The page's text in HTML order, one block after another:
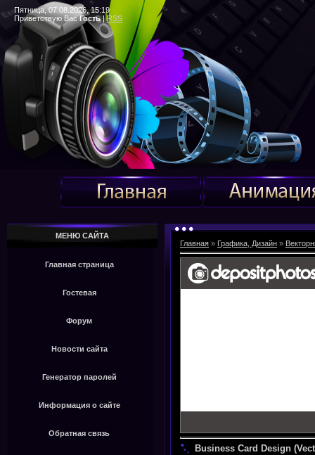
Пятница, 07.08.2026, 15:19
Приветствую Вас Гость|RSS
МЕНЮ САЙТА
Главная страница
Гостевая
Форум
Новости сайта
Генератор паролей
Информация о сайте
Обратная связь
Главная » Графика, Дизайн »
Business Card Design